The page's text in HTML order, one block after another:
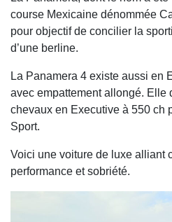
course Mexicaine dénommée
pour objectif de concilier la
d’une berline.
La Panamera 4 existe aussi en
avec empattement allongé. Elle
chevaux en Executive à 550 ch
Sport.
Voici une voiture de luxe alliant
performance et sobriété.